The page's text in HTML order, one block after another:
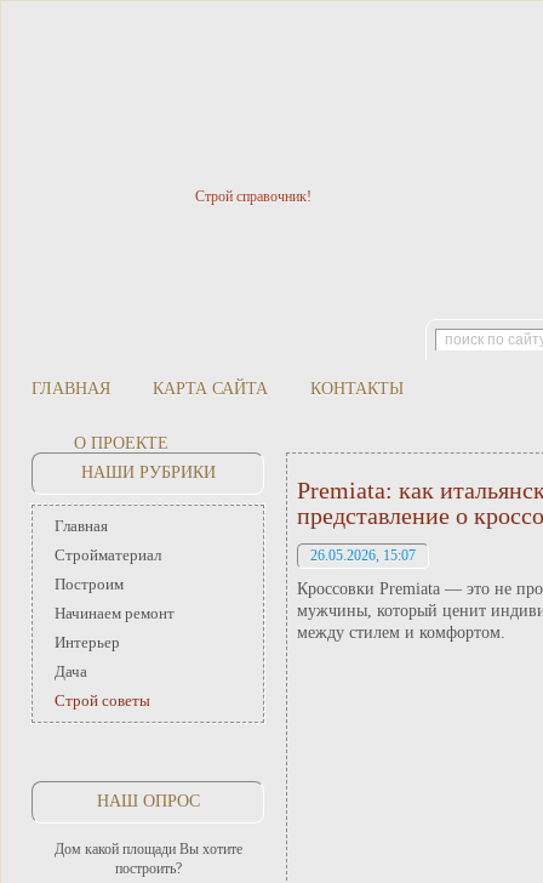
Строй справочник!
ГЛАВНАЯ КАРТА САЙТА КОНТАКТЫ
О ПРОЕКТЕ
НАШИ РУБРИКИ
Главная
Стройматериал
Построим
Начинаем ремонт
Интерьер
Дача
Строй советы
НАШ ОПРОС
Дом какой площади Вы хотите
построить?
Premiata: как
представление о
26.05.2026, 15:07
Кроссовки Premiata — это не
мужчины, который ценит
между стилем и комфортом.